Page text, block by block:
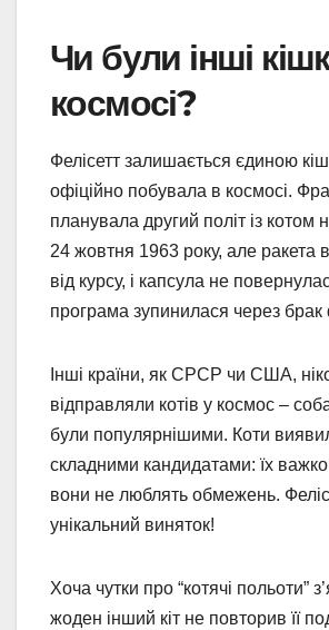
Чи були інші
космосі?
Фелісетт залишається єдиною
офіційно побувала в космосі.
планувала другий політ із котом
24 жовтня 1963 року, але ракета
від курсу, і капсула не
програма зупинилася через брак
Інші країни, як СРСР чи США,
відправляли котів у космос –
були популярнішими. Коти
складними кандидатами: їх важко
вони не люблять обмежень.
унікальний виняток!
Хоча чутки про “котячі польоти”
жоден інший кіт не повторив її